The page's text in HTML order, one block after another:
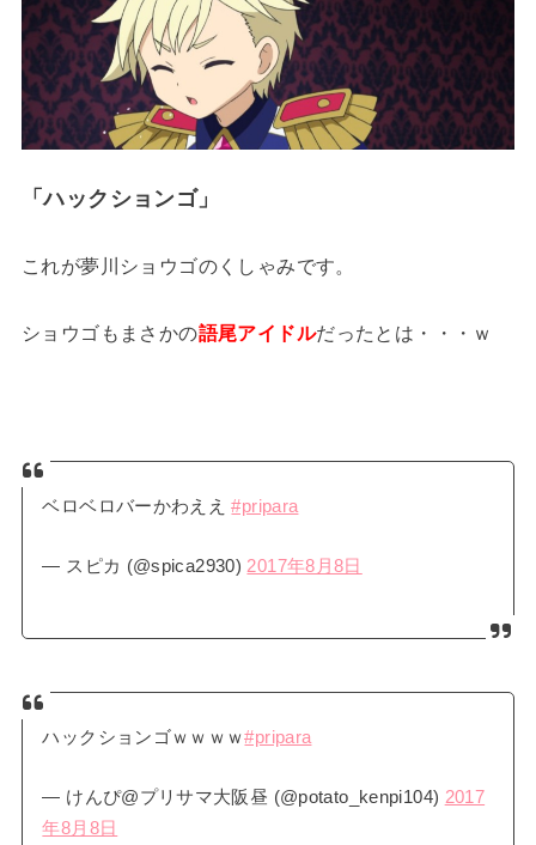
「ハックションゴ」
これが夢川ショウゴのくしゃみです。
ショウゴもまさかの語尾アイドルだったとは・・・ｗ
ベロベロバーかわええ#pripara
— スピカ (@spica2930) 2017年8月8日
ハックションゴｗｗｗｗ#pripara
— けんぴ@プリサマ大阪昼 (@potato_kenpi104) 2017
年8月8日